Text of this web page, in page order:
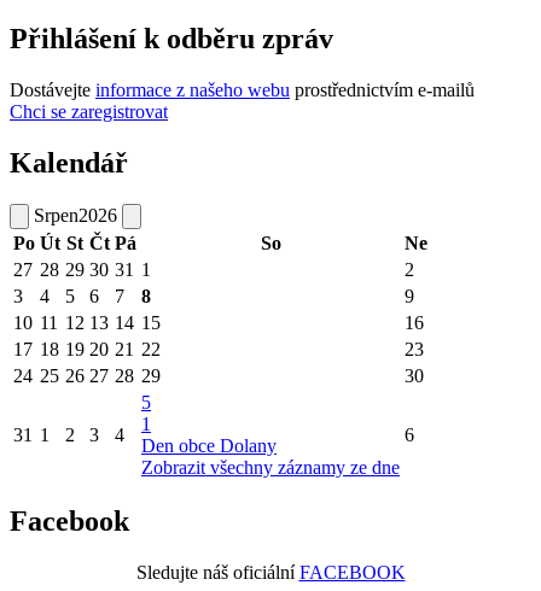
Přihlášení k odběru zpráv
Dostávejte informace z našeho webu prostřednictvím e-mailů
Chci se zaregistrovat
Kalendář
Srpen2026
Po Út St Čt Pá So
Ne
27 28 29 30 31 1
2
3
4 5 6 7 8
9
10 11 12 13 14 15
16
17 18 19 20 21 22
23
24 25 26 27 28 29 30
31 1 2 3 4
5
1
Den obce Dolany
Zobrazit všechny záznamy ze dne
6
Facebook
Sledujte náš oficiálníFACEBOOK